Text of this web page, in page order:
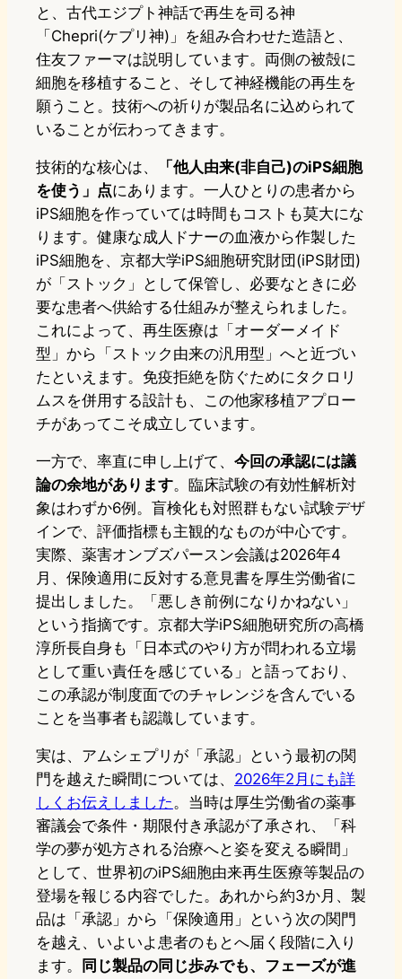
と、古代エジプト神話で再生を司る神
「Chepri(ケプリ神)」を組み合わせた造語と、
住友ファーマは説明しています。両側の被殻に
細胞を移植すること、そして神経機能の再生を
願うこと。技術への祈りが製品名に込められて
いることが伝わってきます。
技術的な核心は、
「他人由来(非自己)のiPS細胞
を使う」点にあります。一人ひとりの患者から
iPS細胞を作っていては時間もコストも莫大にな
ります。健康な成人ドナーの血液から作製した
iPS細胞を、京都大学iPS細胞研究財団(iPS財団)
が「ストック」として保管し、必要なときに必
要な患者へ供給する仕組みが整えられました。
これによって、再生医療は「オーダーメイド
型」から「ストック由来の汎用型」へと近づい
たといえます。免疫拒絶を防ぐためにタクロリ
ムスを併用する設計も、この他家移植アプロー
チがあってこそ成立しています。
一方で、率直に申し上げて、 今回の承認には議
論の余地があります。臨床試験の有効性解析対
象はわずか6例。盲検化も対照群もない試験デザ
インで、評価指標も主観的なものが中心です。
実際、薬害オンブズパースン会議は2026年4
月、保険適用に反対する意見書を厚生労働省に
提出しました。「悪しき前例になりかねない」
という指摘です。京都大学iPS細胞研究所の高橋
淳所長自身も「日本式のやり方が問われる立場
として重い責任を感じている」と語っており、
この承認が制度面でのチャレンジを含んでいる
ことを当事者も認識しています。
実は、アムシェプリが「承認」という最初の関
門を越えた瞬間については、 2026年2月にも詳
しくお伝えしました。当時は厚生労働省の薬事
審議会で条件・期限付き承認が了承され、「科
学の夢が処方される治療へと姿を変える瞬間」
として、世界初のiPS細胞由来再生医療等製品の
登場を報じる内容でした。あれから約3か月、製
品は「承認」から「保険適用」という次の関門
を越え、いよいよ患者のもとへ届く段階に入り
ます。
同じ製品の同じ歩みでも、フェーズが進